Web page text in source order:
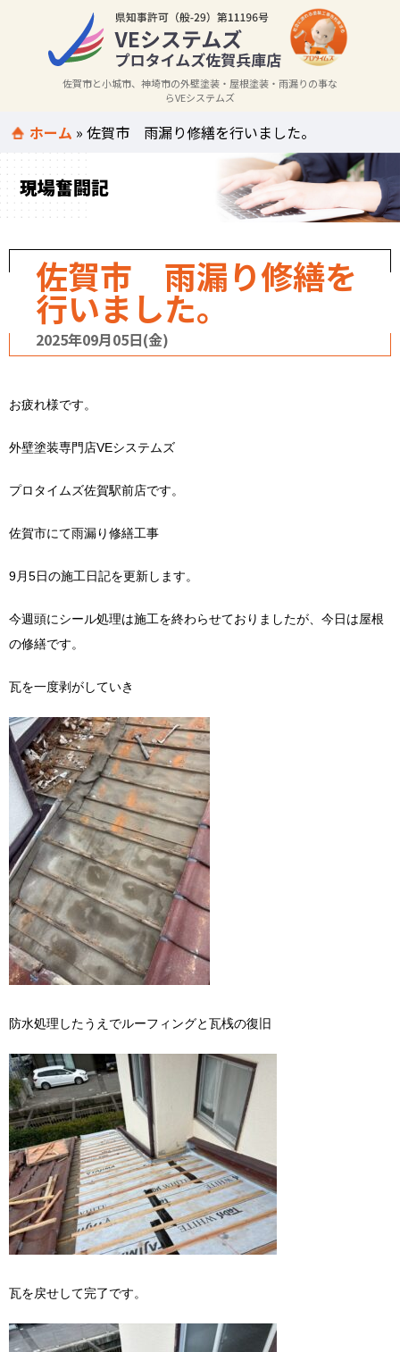
佐賀市と小城市、神埼市の外壁塗装・屋根塗装・雨漏りの事な
らVEシステムズ
ホーム »佐賀市 雨漏り修繕を行いました。
現場奮闘記
佐賀市 雨漏り修繕を
行いました。
2025年09月05日(金)
お疲れ様です。
外壁塗装専門店VEシステムズ
プロタイムズ佐賀駅前店です。
佐賀市にて雨漏り修繕工事
9月5日の施工日記を更新します。
今週頭にシール処理は施工を終わらせておりましたが、今日は屋根
の修繕です。
瓦を一度剥がしていき
防水処理したうえでルーフィングと瓦桟の復旧
瓦を戻せして完了です。